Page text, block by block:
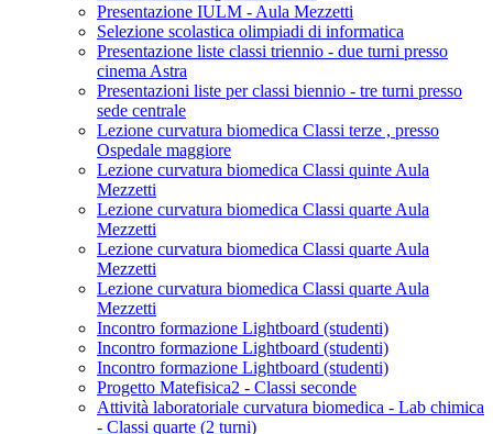
Presentazione IULM - Aula Mezzetti
Selezione scolastica olimpiadi di informatica
Presentazione liste classi triennio - due turni presso
cinema Astra
Presentazioni liste per classi biennio - tre turni presso
sede centrale
Lezione curvatura biomedica Classi terze , presso
Ospedale maggiore
Lezione curvatura biomedica Classi quinte Aula
Mezzetti
Lezione curvatura biomedica Classi quarte Aula
Mezzetti
Lezione curvatura biomedica Classi quarte Aula
Mezzetti
Lezione curvatura biomedica Classi quarte Aula
Mezzetti
Incontro formazione Lightboard (studenti)
Incontro formazione Lightboard (studenti)
Incontro formazione Lightboard (studenti)
Progetto Matefisica2 - Classi seconde
Attività laboratoriale curvatura biomedica - Lab chimica
- Classi quarte (2 turni)